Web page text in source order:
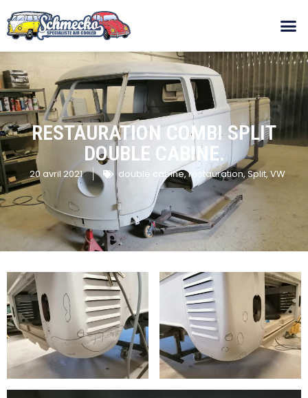
RESTAURATION COMBI SPLIT
DOUBLE CABINE.
20 avril 2021 double cabine,restauration,Split, VW